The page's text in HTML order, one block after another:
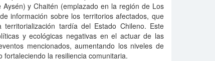
y Chaitén (emplazado en la región de Los
información sobre los territorios afectados, que
tardía del Estado Chileno. Este
y ecológicas negativas en el actuar de las
mencionados, aumentando los niveles de
la resiliencia comunitaria.